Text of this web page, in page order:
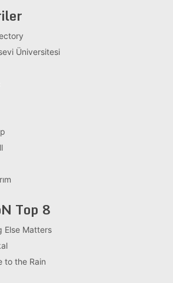
Üniversitesi
Top 8
Else Matters
to the Rain